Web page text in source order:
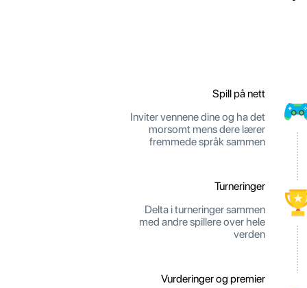
Spill på nett
Inviter vennene dine og ha det
morsomt mens dere lærer
fremmede språk sammen
Turneringer
Delta i turneringer sammen
med andre spillere over hele
verden
Vurderinger og premier